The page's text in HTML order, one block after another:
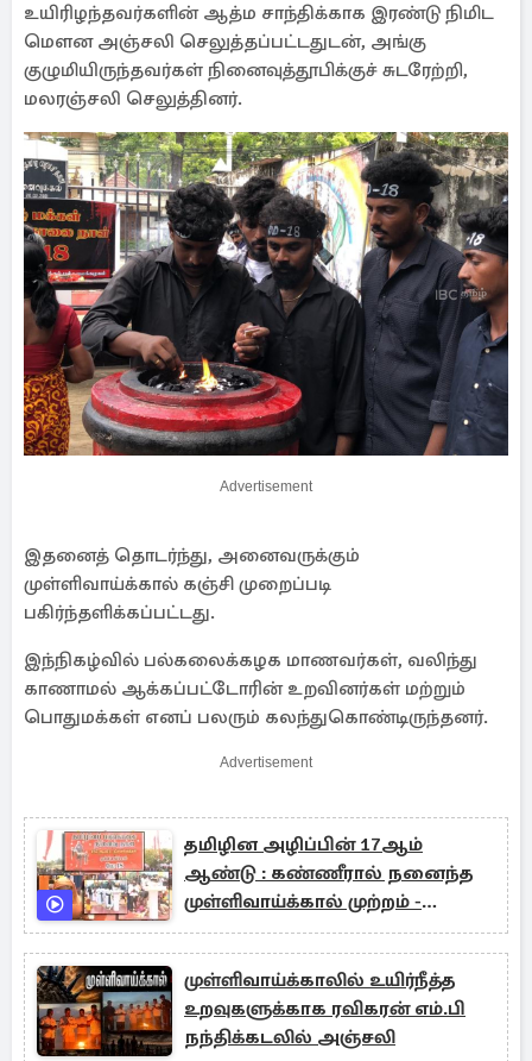
உயிரிழந்தவர்களின் ஆத்ம சாந்திக்காக இரண்டு நிமிட
மௌன அஞ்சலி செலுத்தப்பட்டதுடன், அங்கு
குழுமியிருந்தவர்கள் நினைவுத்தூபிக்குச் சுடரேற்றி,
மலரஞ்சலி செலுத்தினர்.
Advertisement
இதனைத் தொடர்ந்து, அனைவருக்கும்
முள்ளிவாய்க்கால் கஞ்சி முறைப்படி
பகிர்ந்தளிக்கப்பட்டது.
இந்நிகழ்வில் பல்கலைக்கழக மாணவர்கள், வலிந்து
காணாமல் ஆக்கப்பட்டோரின் உறவினர்கள் மற்றும்
பொதுமக்கள் எனப் பலரும் கலந்துகொண்டிருந்தனர்.
Advertisement
தமிழின அழிப்பின் 17ஆம்
ஆண்டு : கண்ணீரால் நனைந்த
முள்ளிவாய்க்கால் முற்றம் -
நேரலை
முள்ளிவாய்க்காலில் உயிர்நீத்த
உறவுகளுக்காக ரவிகரன் எம்.பி
நந்திக்கடலில் அஞ்சலி